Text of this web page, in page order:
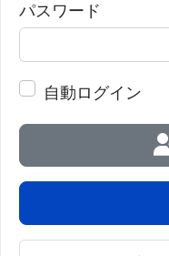
パスワード
自動ログイン